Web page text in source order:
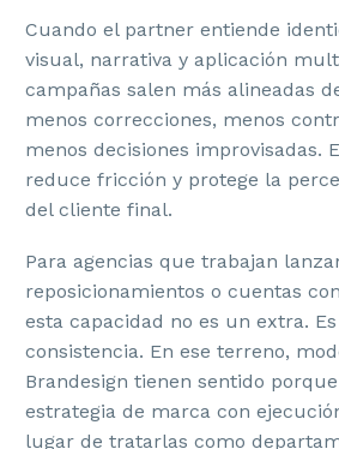
Cuando el partner entiende
visual, narrativa y aplicación
campañas salen más alineadas
menos correcciones, menos
menos decisiones improvisadas.
reduce fricción y protege la
del cliente final.
Para agencias que trabajan
reposicionamientos o cuentas
esta capacidad no es un extra.
consistencia. En ese terreno,
Brandesign tienen sentido
estrategia de marca con
lugar de tratarlas como